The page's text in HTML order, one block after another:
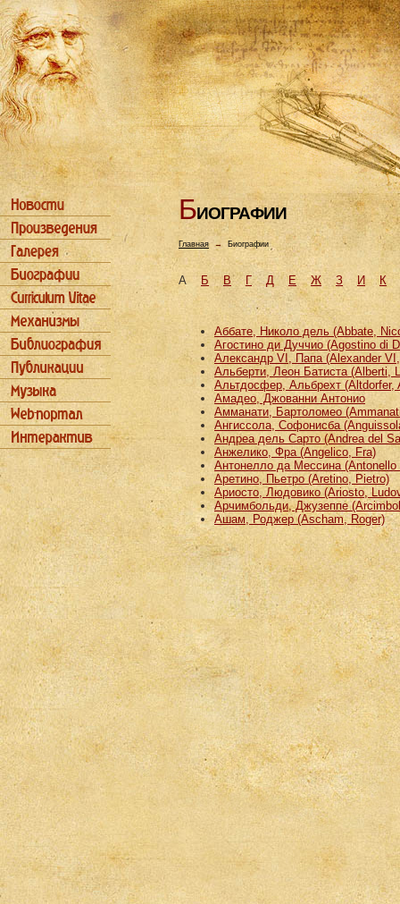
БИОГРАФИИ
Главная→ Биографии
АБ В Г Д Е Ж З И К
Аббате, Николо дель (Abbate,
Агостино ди Дуччио (Agostino di
Александр VI, Папа (Alexander
Альберти, Леон Батиста (Alberti,
Альтдосфер, Альбрехт (Altdorfer,
Амадео, Джованни Антонио
Амманати, Бартоломео
Ангиссола, Софонисба
Андреа дель Сарто (Andrea del
Анжелико, Фра (Angelico, Fra)
Антонелло да Мессина (Antonello
Аретино, Пьетро (Aretino, Pietro)
Ариосто, Людовико (Ariosto,
Арчимбольди, Джузеппе
Ашам, Роджер (Ascham, Roger)